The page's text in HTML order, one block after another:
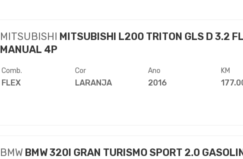
MITSUBISHI MITSUBISHI L200 TRITON GLS D 3.2
MANUAL 4P
Comb.
FLEX
Cor
LARANJA
Ano
2016
KM
BMW BMW 320I GRAN TURISMO SPORT 2.0